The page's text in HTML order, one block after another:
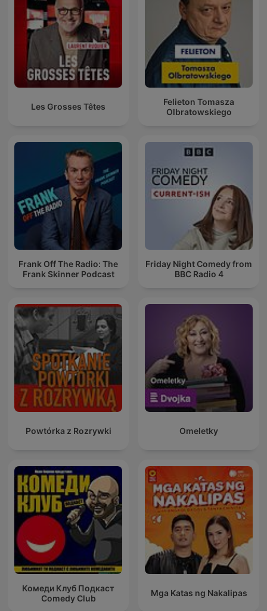
Les Grosses Têtes
Felieton Tomasza
Olbratowskiego
Frank Off The Radio: The
Frank Skinner Podcast
Friday Night Comedy from
BBC Radio 4
Powtórka z Rozrywki Omeletky
Комеди Клуб Подкаст
Comedy Club
Mga Katas ng Nakalipas